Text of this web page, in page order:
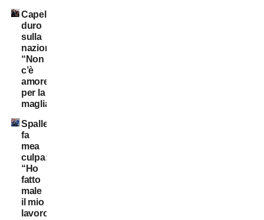
Capello
duro
sulla
nazionale:
“Non
c’è
amore
per la
maglia”
Spalletti
fa
mea
culpa:
“Ho
fatto
male
il mio
lavoro”